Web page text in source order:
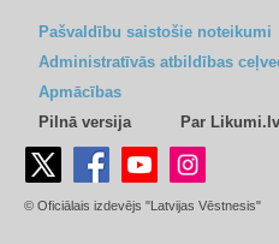
Pašvaldību saistošie noteikumi
Administratīvās atbildības
Apmācības
Pilnā versija
Par Likumi.lv
© Oficiālais izdevējs "Latvijas Vēstnesis"